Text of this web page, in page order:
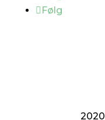
Følg
2020